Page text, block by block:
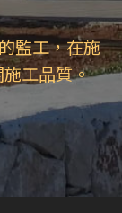
監工，在施
施工品質。